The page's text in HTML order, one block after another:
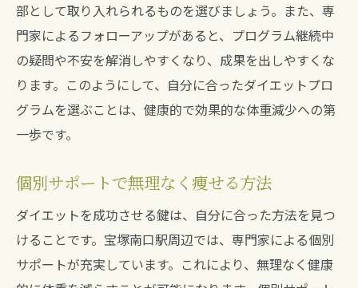
栄養素の適切な摂取方法
専門家のアドバイスでライフスタイルに合った
ダイエットプランを
パーソナライズされたダイエットの利点
専門家と一緒に目標を設定する方法
運動習慣を身につけるためのヒント
ストレス管理とダイエットの関連性
効果的なサポートシステムの活用法
宝塚南口駅で健康的に痩せる地域のダイエット
部として取り入れられるものを選びましょう。また、専
門家によるフォローアップがあると、プログラム継続中
の疑問や不安を解消しやすくなり、成果を出しやすくな
ります。このようにして、自分に合ったダイエットプロ
グラムを選ぶことは、健康的で効果的な体重減少への第
一歩です。
個別サポートで無理なく痩せる方法
ダイエットを成功させる鍵は、自分に合った方法を見つ
けることです。宝塚南口駅周辺では、専門家による個別
サポートが充実しています。これにより、無理なく健康